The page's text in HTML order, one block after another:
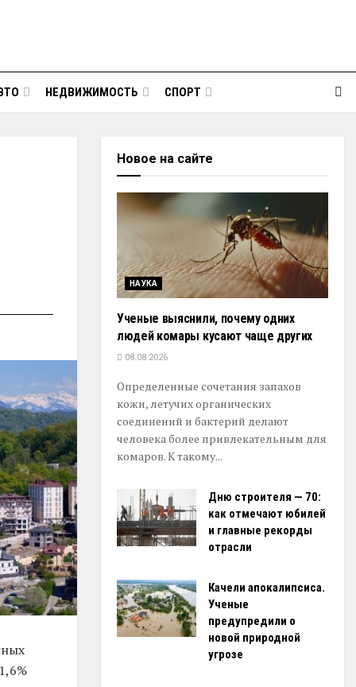
НЕДВИЖИМОСТЬ СПОРТ
Новое на сайте
НАУКА
Ученые выяснили, почему одних
людей комары кусают чаще других
08.08.2026
Определенные сочетания запахов
кожи, летучих органических
соединений и бактерий делают
человека более привлекательным для
комаров. К такому...
Дню строителя — 70:
как отмечают юбилей
и главные рекорды
отрасли
Качели апокалипсиса.
Ученые
предупредили о
новой природной
угрозе